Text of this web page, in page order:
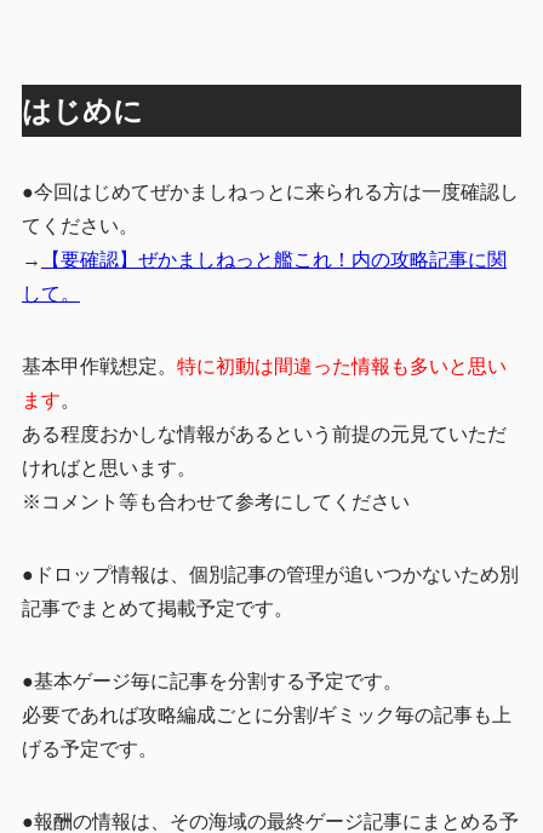
はじめに
●今回はじめてぜかましねっとに来られる方は一度確認し
てください。
→
【要確認】ぜかましねっと艦これ！内の攻略記事に関
して。
基本甲作戦想定。 特に初動は間違った情報も多いと思い
ます。
ある程度おかしな情報があるという前提の元見ていただ
ければと思います。
※コメント等も合わせて参考にしてください
●ドロップ情報は、個別記事の管理が追いつかないため別
記事でまとめて掲載予定です。
●基本ゲージ毎に記事を分割する予定です。
必要であれば攻略編成ごとに分割/ギミック毎の記事も上
げる予定です。
●報酬の情報は、その海域の最終ゲージ記事にまとめる予